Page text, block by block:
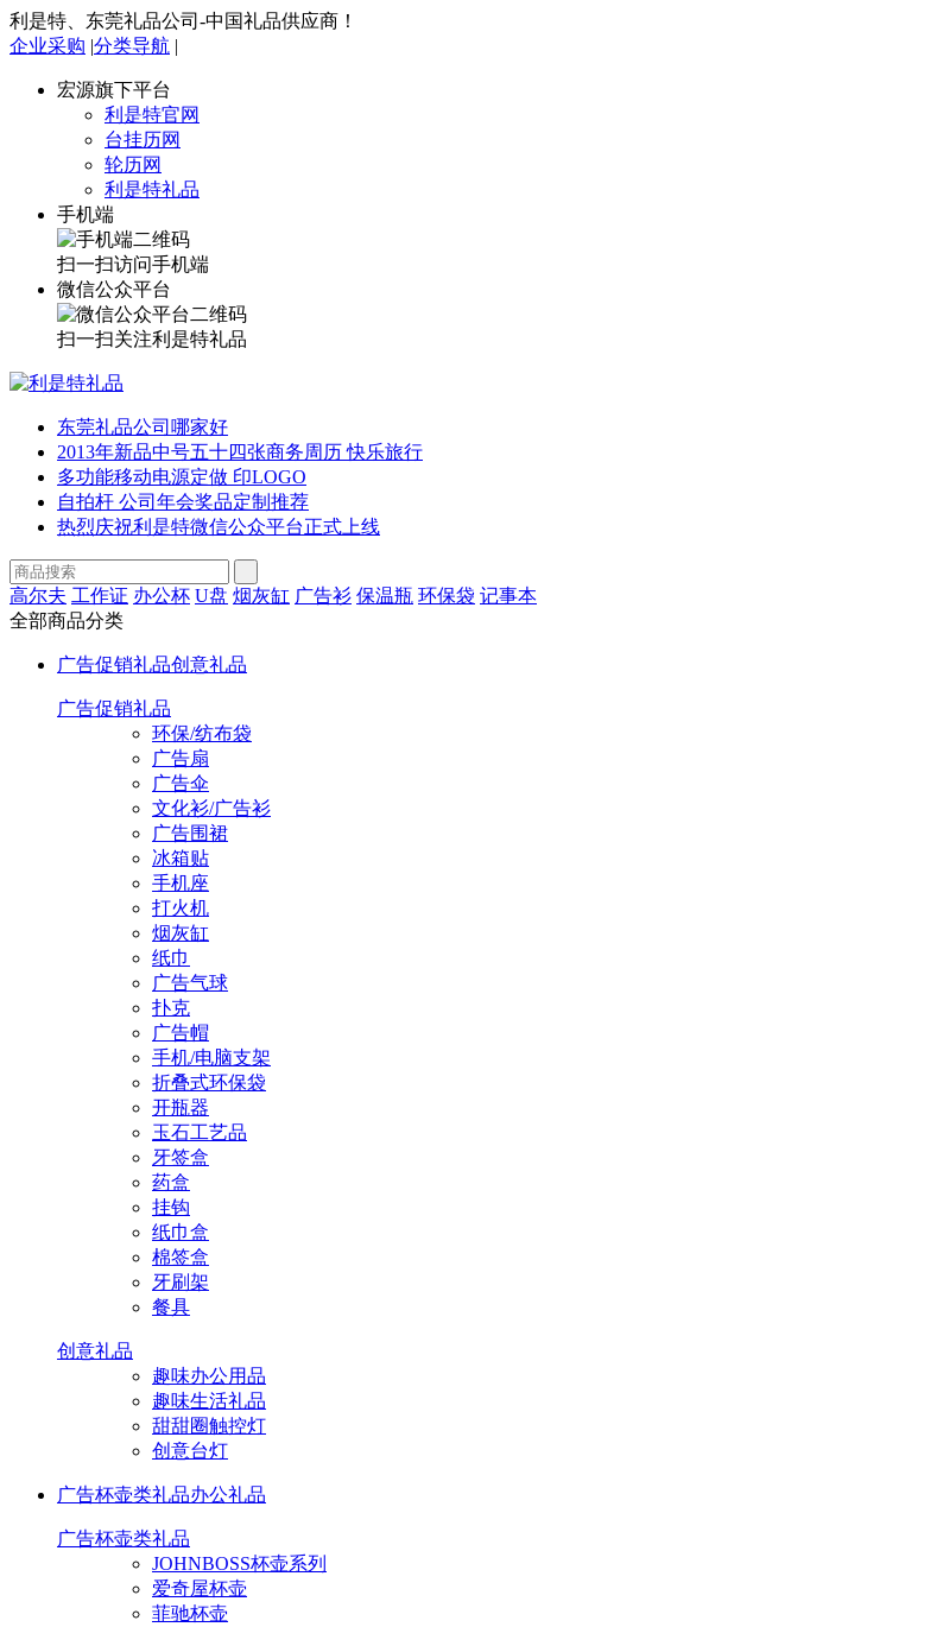
利是特、东莞礼品公司-中国礼品供应商！
企业采购 |分类导航 |
宏源旗下平台
利是特官网
台挂历网
轮历网
利是特礼品
手机端
扫一扫访问手机端
微信公众平台
扫一扫关注利是特礼品
东莞礼品公司哪家好
2013年新品中号五十四张商务周历 快乐旅行
多功能移动电源定做 印LOGO
自拍杆 公司年会奖品定制推荐
热烈庆祝利是特微信公众平台正式上线
高尔夫 工作证 办公杯 U盘 烟灰缸 广告衫 保温瓶 环保袋 记事本
全部商品分类
广告促销礼品创意礼品
广告促销礼品
环保/纺布袋
广告扇
广告伞
文化衫/广告衫
广告围裙
冰箱贴
手机座
打火机
烟灰缸
纸巾
广告气球
扑克
广告帽
手机/电脑支架
折叠式环保袋
开瓶器
玉石工艺品
牙签盒
药盒
挂钩
纸巾盒
棉签盒
牙刷架
餐具
创意礼品
趣味办公用品
趣味生活礼品
甜甜圈触控灯
创意台灯
广告杯壶类礼品办公礼品
广告杯壶类礼品
JOHNBOSS杯壶系列
爱奇屋杯壶
菲驰杯壶